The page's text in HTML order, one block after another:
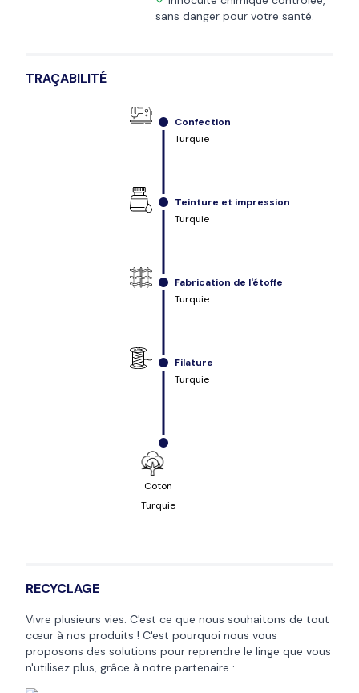
sans danger pour votre santé.
TRAÇABILITÉ
Confection
Turquie
Teinture et impression
Turquie
Fabrication de l'étoffe
Turquie
Filature
Turquie
Coton
Turquie
RECYCLAGE
Vivre plusieurs vies. C'est ce que nous souhaitons de tout
cœur à nos produits ! C'est pourquoi nous vous
proposons des solutions pour reprendre le linge que vous
n'utilisez plus, grâce à notre partenaire :